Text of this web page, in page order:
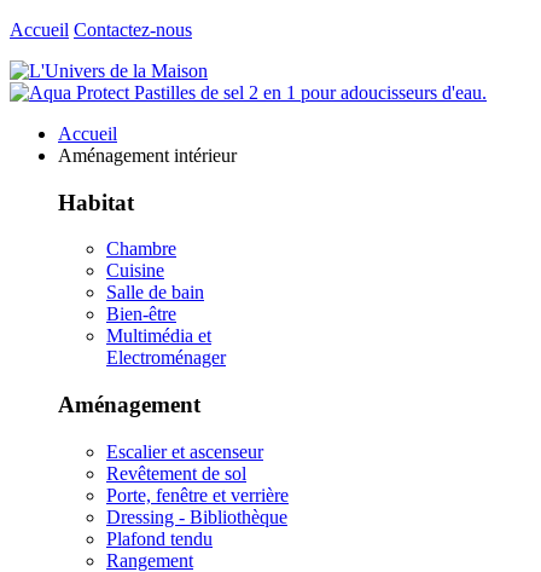
Accueil Contactez-nous
Accueil
Aménagement intérieur
Habitat
Chambre
Cuisine
Salle de bain
Bien-être
Multimédia et
Electroménager
Aménagement
Escalier et ascenseur
Revêtement de sol
Porte, fenêtre et verrière
Dressing - Bibliothèque
Plafond tendu
Rangement